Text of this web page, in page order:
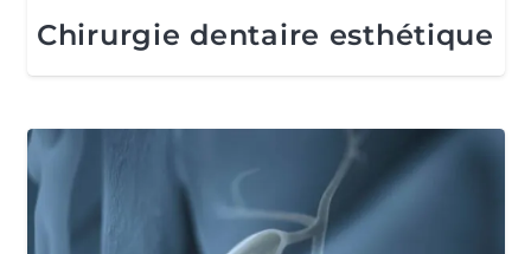
Chirurgie dentaire esthétique